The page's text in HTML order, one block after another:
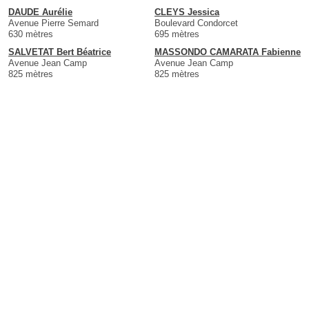
DAUDE Aurélie
Avenue Pierre Semard
630 mètres
CLEYS Jessica
Boulevard Condorcet
695 mètres
SALVETAT Bert Béatrice
Avenue Jean Camp
825 mètres
MASSONDO CAMARATA Fabienne
Avenue Jean Camp
825 mètres